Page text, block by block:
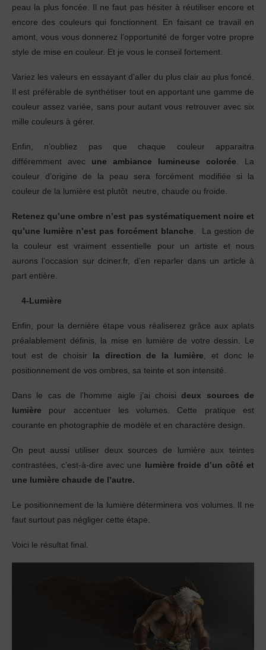
peau la plus foncée. Il ne faut pas hésiter à réutiliser encore et
encore des couleurs qui fonctionnent. En faisant ce travail en
amont, vous vous donnerez l’opportunité de forger votre propre
style de mise en couleur. Et je vous le conseil fortement.
Variez les valeurs en essayant d’aller du plus clair au plus foncé.
Il est préférable de synthétiser tout en apportant une gamme de
couleur assez variée, sans pour autant vous retrouver avec six
mille couleurs à gérer.
Enfin, n’oubliez pas que chaque couleur apparaitra
différemment avec une ambiance lumineuse colorée . La
couleur d’origine de la peau sera forcément modifiée si la
couleur de la lumière est plutôt neutre, chaude ou froide.
Retenez qu’une ombre n’est pas systématiquement noire et
qu’une lumière n’est pas forcément blanche . La gestion de
la couleur est vraiment essentielle pour un artiste et nous
aurons l’occasion sur dciner.fr, d’en reparler dans un article à
part entière.
4-Lumière
Enfin, pour la dernière étape vous réaliserez grâce aux aplats
préalablement définis, la mise en lumière de votre dessin. Le
tout est de choisir la direction de la lumière , et donc le
positionnement de vos ombres, sa teinte et son intensité.
Dans le cas de l’homme aigle j’ai choisideux sources de
lumière pour accentuer les volumes. Cette pratique est
courante en photographie de modèle et en charactère design.
On peut aussi utiliser deux sources de lumière aux teintes
contrastées, c’est-à-dire avec une lumière froide d’un côté et
une lumière chaude de l’autre.
Le positionnement de la lumière déterminera vos volumes. Il ne
faut surtout pas négliger cette étape.
Voici le résultat final.